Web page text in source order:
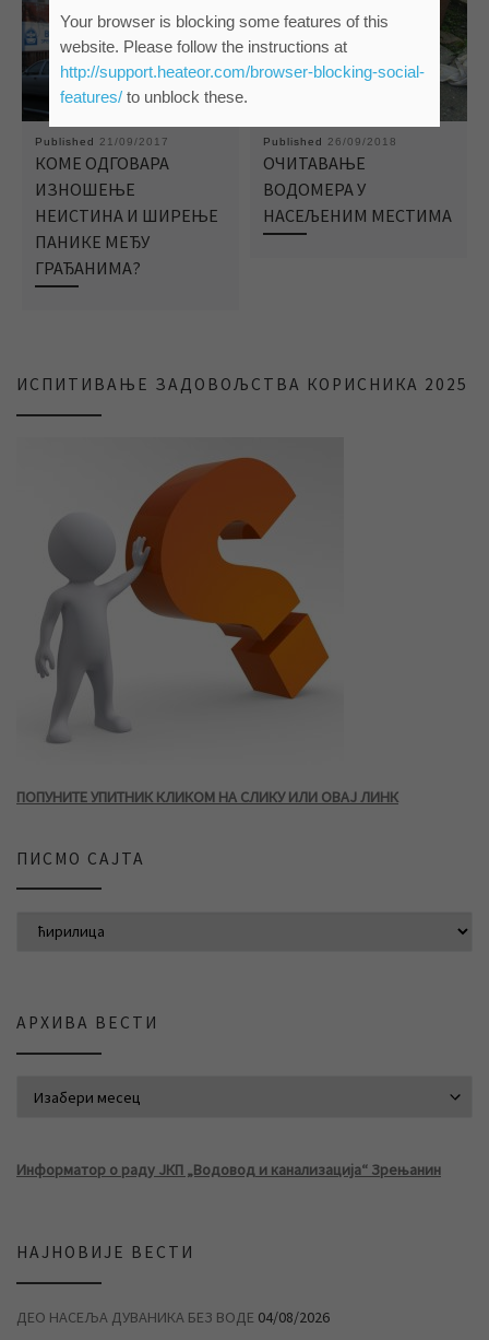
Published 21/09/2017
КОМЕ ОДГОВАРА
ИЗНОШЕЊЕ
НЕИСТИНА И ШИРЕЊЕ
ПАНИКЕ МЕЂУ
ГРАЂАНИМА?
Published 26/09/2018
ОЧИТАВАЊЕ
ВОДОМЕРА У
НАСЕЉЕНИМ МЕСТИМА
ИСПИТИВАЊЕ ЗАДОВОЉСТВА КОРИСНИКА 2025
ПОПУНИТЕ УПИТНИК КЛИКОМ НА СЛИКУ ИЛИ ОВАЈ ЛИНК
ПИСМО САЈТА
АРХИВА ВЕСТИ
Информатор о раду ЈКП „Водовод и канализација“ Зрењанин
НАЈНОВИЈЕ ВЕСТИ
ДЕО НАСЕЉА ДУВАНИКА БЕЗ ВОДЕ 04/08/2026
Your browser is blocking some features of this
website. Please follow the instructions at
http://support.heateor.com/browser-blocking-social-
features/to unblock these.